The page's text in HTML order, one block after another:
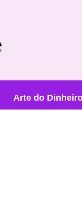
Arte do